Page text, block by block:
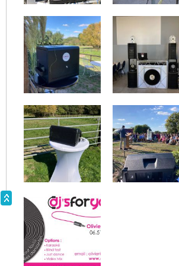
Mariage le 23/4/2022
Mariage @Salle le Petit Bignon le 16/
Prestation Dj & blind test avec buzzers
décembre 2021
Mariage @ Le Chateau du Lattay le 6/
Mariage @ Chateau de Serrant le 9/10/
Mariage septembre 2021 @ Domaine
Mariage @ Chateau de la Cartrie le 18/
Mariage le 4/9/2021 @ Domaine des
Prestation mariage le 28/8/2021 @
le plus princier des châteaux d'Anjou!
Prestation mariage le 24/8/2022 @